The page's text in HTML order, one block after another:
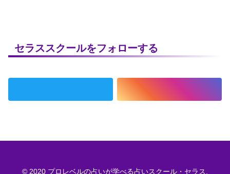
セラススクールをフォローする
© 2020 プロレベルの占いが学べる占いスクール・セラス.